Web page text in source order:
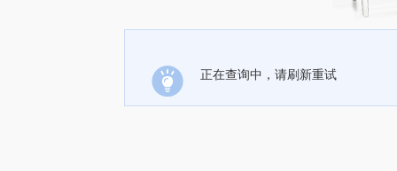
正在查询中，请刷新重试